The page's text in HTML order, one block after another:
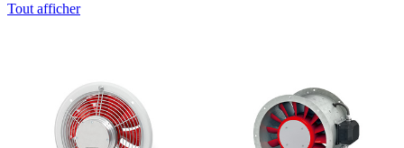
Tout afficher